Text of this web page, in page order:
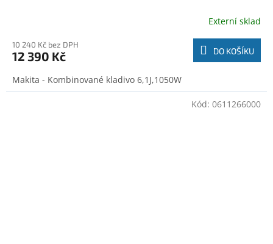
Externí sklad
10 240 Kč bez DPH
12 390 Kč DO KOŠÍKU
Makita - Kombinované kladivo 6,1J,1050W
Kód: 0611266000